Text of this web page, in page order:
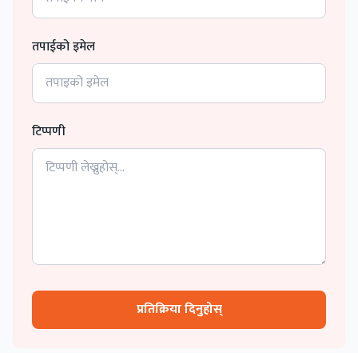
तपाईको इमेल
टिप्पणी
प्रतिक्रिया दिनुहोस्